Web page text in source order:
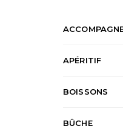
APÉRITIF
BOISSONS
BÛCHE